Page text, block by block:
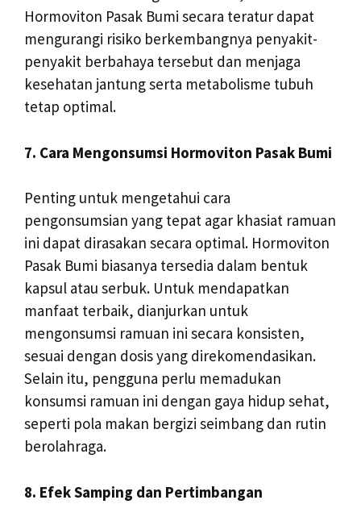
Hormoviton Pasak Bumi secara teratur dapat
mengurangi risiko berkembangnya penyakit-
penyakit berbahaya tersebut dan menjaga
kesehatan jantung serta metabolisme tubuh
tetap optimal.
7. Cara Mengonsumsi Hormoviton Pasak Bumi
Penting untuk mengetahui cara
pengonsumsian yang tepat agar khasiat ramuan
ini dapat dirasakan secara optimal. Hormoviton
Pasak Bumi biasanya tersedia dalam bentuk
kapsul atau serbuk. Untuk mendapatkan
manfaat terbaik, dianjurkan untuk
mengonsumsi ramuan ini secara konsisten,
sesuai dengan dosis yang direkomendasikan.
Selain itu, pengguna perlu memadukan
konsumsi ramuan ini dengan gaya hidup sehat,
seperti pola makan bergizi seimbang dan rutin
berolahraga.
8. Efek Samping dan Pertimbangan